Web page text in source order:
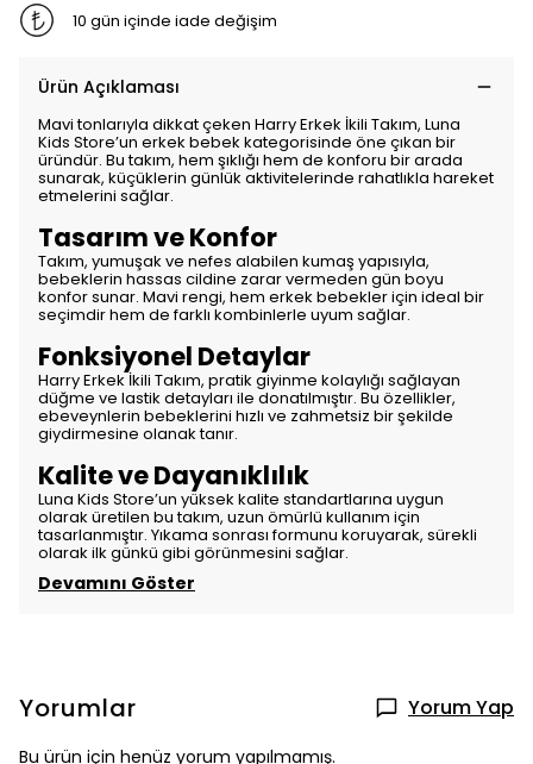
10 gün içinde iade değişim
Ürün Açıklaması
Mavi tonlarıyla dikkat çeken Harry Erkek İkili Takım, Luna
Kids Store’un erkek bebek kategorisinde öne çıkan bir
üründür. Bu takım, hem şıklığı hem de konforu bir arada
sunarak, küçüklerin günlük aktivitelerinde rahatlıkla hareket
etmelerini sağlar.
Tasarım ve Konfor
Takım, yumuşak ve nefes alabilen kumaş yapısıyla,
bebeklerin hassas cildine zarar vermeden gün boyu
konfor sunar. Mavi rengi, hem erkek bebekler için ideal bir
seçimdir hem de farklı kombinlerle uyum sağlar.
Fonksiyonel Detaylar
Harry Erkek İkili Takım, pratik giyinme kolaylığı sağlayan
düğme ve lastik detayları ile donatılmıştır. Bu özellikler,
ebeveynlerin bebeklerini hızlı ve zahmetsiz bir şekilde
giydirmesine olanak tanır.
Kalite ve Dayanıklılık
Luna Kids Store’un yüksek kalite standartlarına uygun
olarak üretilen bu takım, uzun ömürlü kullanım için
tasarlanmıştır. Yıkama sonrası formunu koruyarak, sürekli
olarak ilk günkü gibi görünmesini sağlar.
Devamını Göster
Yorumlar Yorum Yap
Bu ürün için henüz yorum yapılmamış.